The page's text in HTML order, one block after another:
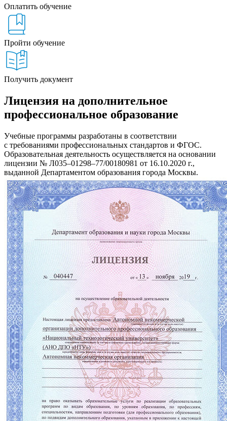
Оплатить обучение
Пройти обучение
Получить документ
Лицензия на дополнительное
профессиональное образование
Учебные программы разработаны в соответствии
с требованиями профессиональных стандартов и ФГОС.
Образовательная деятельность осуществляется на основании
лицензии № Л035–01298–77/00180981 от 16.10.2020 г.,
выданной Департаментом образования города Москвы.